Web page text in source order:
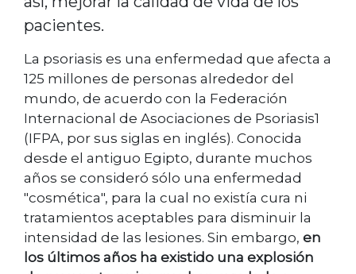
pacientes.
La psoriasis es una enfermedad que afecta a
125 millones de personas alrededor del
mundo, de acuerdo con la Federación
Internacional de Asociaciones de Psoriasis1
(IFPA, por sus siglas en inglés). Conocida
desde el antiguo Egipto, durante muchos
años se consideró sólo una enfermedad
"cosmética", para la cual no existía cura ni
tratamientos aceptables para disminuir la
intensidad de las lesiones. Sin embargo, en
los últimos años ha existido una explosión